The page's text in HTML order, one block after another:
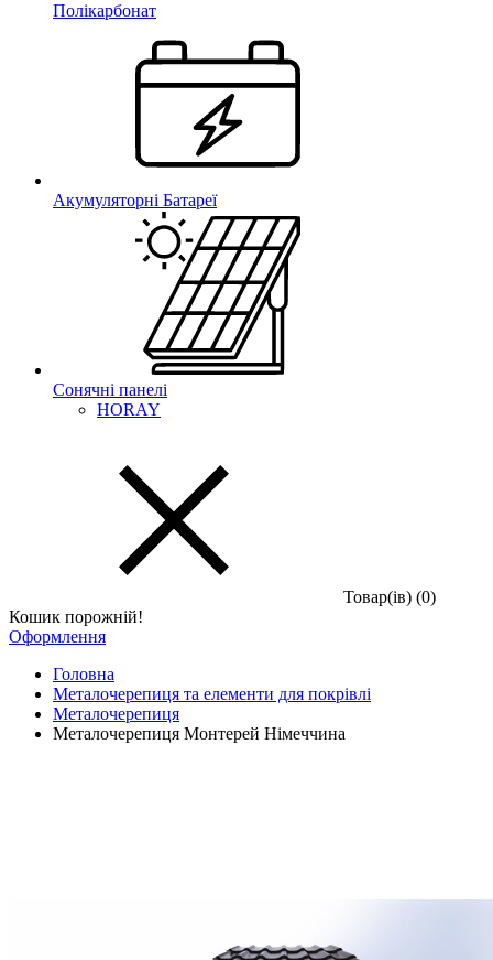
Полікарбонат
Акумуляторні Батареї
Сонячні панелі
HORAY
Товар(iв) (0)
Кошик порожній!
Оформлення
Головна
Металочерепиця та елементи для покрівлі
Металочерепиця
Металочерепиця Монтерей Німеччина